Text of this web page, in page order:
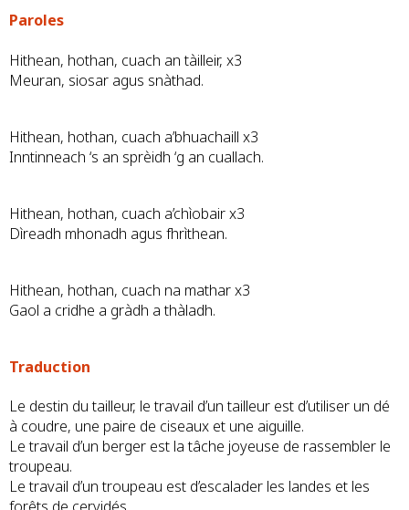
Paroles
Hithean, hothan, cuach an tàilleir, x3
Meuran, siosar agus snàthad.
Hithean, hothan, cuach a’bhuachaill x3
Inntinneach ‘s an sprèidh ‘g an cuallach.
Hithean, hothan, cuach a’chìobair x3
Dìreadh mhonadh agus fhrìthean.
Hithean, hothan, cuach na mathar x3
Gaol a cridhe a gràdh a thàladh.
Traduction
Le destin du tailleur, le travail d’un tailleur est d’utiliser un dé
à coudre, une paire de ciseaux et une aiguille.
Le travail d’un berger est la tâche joyeuse de rassembler le
troupeau.
Le travail d’un troupeau est d’escalader les landes et les